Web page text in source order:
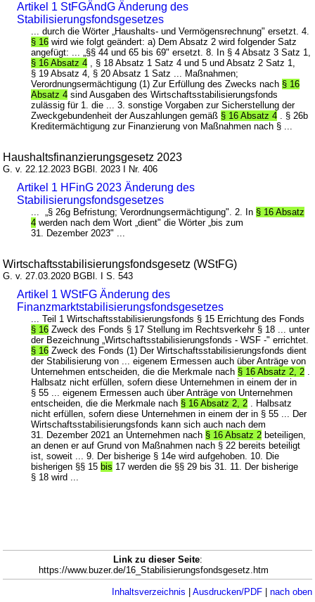
Artikel 1 StFGÄndG Änderung des
Stabilisierungsfondsgesetzes
... durch die Wörter „Haushalts- und Vermögensrechnung" ersetzt. 4.
§ 16 wird wie folgt geändert: a) Dem Absatz 2 wird folgender Satz
angefügt: ... „§§ 44 und 65 bis 69" ersetzt. 8. In § 4 Absatz 3 Satz 1,
§ 16 Absatz 4 , § 18 Absatz 1 Satz 4 und 5 und Absatz 2 Satz 1,
§ 19 Absatz 4, § 20 Absatz 1 Satz ... Maßnahmen;
Verordnungsermächtigung (1) Zur Erfüllung des Zwecks nach § 16
Absatz 4 sind Ausgaben des Wirtschaftsstabilisierungsfonds
zulässig für 1. die ... 3. sonstige Vorgaben zur Sicherstellung der
Zweckgebundenheit der Auszahlungen gemäß § 16 Absatz 4 . § 26b
Kreditermächtigung zur Finanzierung von Maßnahmen nach § ...
Haushaltsfinanzierungsgesetz 2023
G. v. 22.12.2023 BGBl. 2023 I Nr. 406
Artikel 1 HFinG 2023 Änderung des
Stabilisierungsfondsgesetzes
... „§ 26g Befristung; Verordnungsermächtigung". 2. In § 16 Absatz
4 werden nach dem Wort „dient" die Wörter „bis zum
31. Dezember 2023" ...
Wirtschaftsstabilisierungsfondsgesetz (WStFG)
G. v. 27.03.2020 BGBl. I S. 543
Artikel 1 WStFG Änderung des
Finanzmarktstabilisierungsfondsgesetzes
... Teil 1 Wirtschaftsstabilisierungsfonds § 15 Errichtung des Fonds
§ 16 Zweck des Fonds § 17 Stellung im Rechtsverkehr § 18 ... unter
der Bezeichnung „Wirtschaftsstabilisierungsfonds - WSF -" errichtet.
§ 16 Zweck des Fonds (1) Der Wirtschaftsstabilisierungsfonds dient
der Stabilisierung von ... eigenem Ermessen auch über Anträge von
Unternehmen entscheiden, die die Merkmale nach § 16 Absatz 2, 2 .
Halbsatz nicht erfüllen, sofern diese Unternehmen in einem der in
§ 55 ... eigenem Ermessen auch über Anträge von Unternehmen
entscheiden, die die Merkmale nach § 16 Absatz 2, 2 . Halbsatz
nicht erfüllen, sofern diese Unternehmen in einem der in § 55 ... Der
Wirtschaftsstabilisierungsfonds kann sich auch nach dem
31. Dezember 2021 an Unternehmen nach § 16 Absatz 2 beteiligen,
an denen er auf Grund von Maßnahmen nach § 22 bereits beteiligt
ist, soweit ... 9. Der bisherige § 14e wird aufgehoben. 10. Die
bisherigen §§ 15 bis 17 werden die §§ 29 bis 31. 11. Der bisherige
§ 18 wird ...
Link zu dieser Seite:
https://www.buzer.de/16_Stabilisierungsfondsgesetz.htm
Inhaltsverzeichnis Ausdrucken/PDF| nach oben